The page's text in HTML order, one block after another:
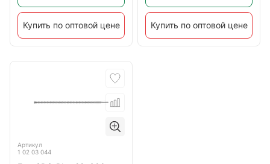
Купить по оптовой цене Купить по оптовой цене
Артикул
1 02 03 044